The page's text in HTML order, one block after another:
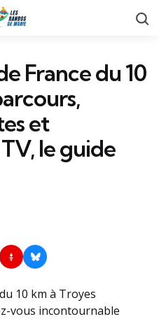
France du 10
et
le guide
10 km à Troyes
vous incontournable